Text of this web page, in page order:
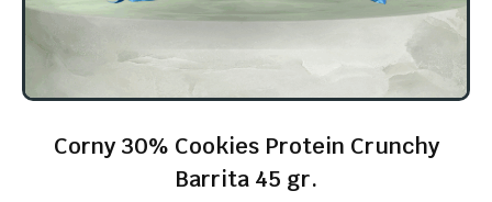
Corny 30% Cookies Protein Crunchy
Barrita 45 gr.